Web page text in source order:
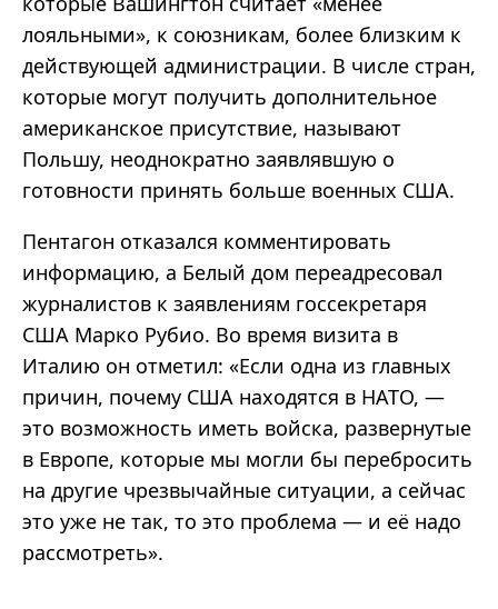
лояльными», к союзникам, более близким к
действующей администрации. В числе стран,
которые могут получить дополнительное
американское присутствие, называют
Польшу, неоднократно заявлявшую о
готовности принять больше военных США.
Пентагон отказался комментировать
информацию, а Белый дом переадресовал
журналистов к заявлениям госсекретаря
США Марко Рубио. Во время визита в
Италию он отметил: «Если одна из главных
причин, почему США находятся в НАТО, —
это возможность иметь войска, развернутые
в Европе, которые мы могли бы перебросить
на другие чрезвычайные ситуации, а сейчас
это уже не так, то это проблема — и её надо
рассмотреть».